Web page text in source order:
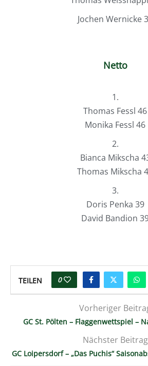
Jochen Wernicke
Netto
1.
Thomas Fessl 46
Monika Fessl 46
2.
Bianca Mikscha
Thomas Mikscha
3.
Doris Penka 39
David Bandion
TEILEN 0
Vorheriger
GC St. Pölten – Flaggenwettspiel –
Nächster Beitrag
GC Loipersdorf – „Das Puchis“